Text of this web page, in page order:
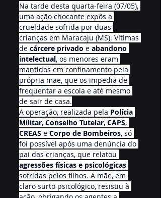
Na tarde desta quarta-feira (07/05),
uma ação chocante expôs a
crueldade sofrida por duas
crianças em Maracaju (MS). Vítimas
de cárcere privado e abandono
intelectual, os menores eram
mantidos em confinamento pela
própria mãe, que os impedia de
frequentar a escola e até mesmo
de sair de casa.
A operação, realizada pela Polícia
Militar, Conselho Tutelar, CAPS,
CREAS e Corpo de Bombeiros, só
foi possível após uma denúncia do
pai das crianças, que relatou
agressões físicas e psicológicas
sofridas pelos filhos. A mãe, em
claro surto psicológico, resistiu à